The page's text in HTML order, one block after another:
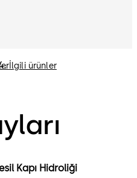
İlgili ürünler
Kapı Hidroliği